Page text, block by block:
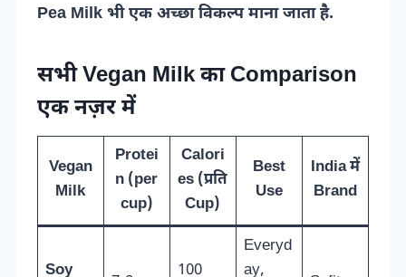
Pea Milk भी एक अच्छा विकल्प माना जाता है.
सभी Vegan Milk का Comparison
एक नज़र में
Vegan
Milk
Protei
n (per
cup)
Calori
es (प्रति
Cup)
Best
Use
India में
Brand
Soy
100
Everyd
ay,